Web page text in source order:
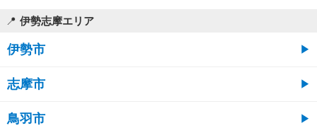
伊勢志摩エリア
伊勢市
志摩市
鳥羽市